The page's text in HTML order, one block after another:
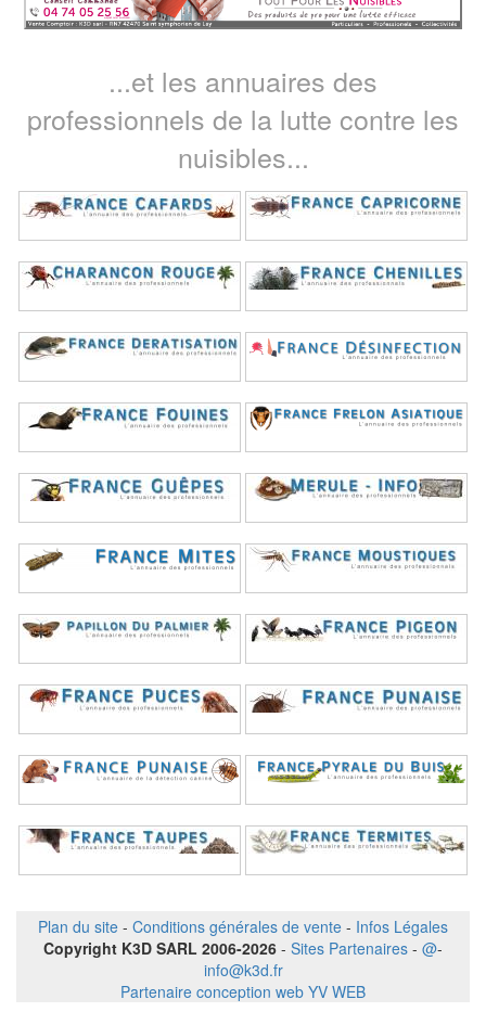
...et les annuaires des
professionnels de la lutte contre les
nuisibles...
Plan du site - Conditions générales de vente - Infos Légales
Copyright K3D SARL 2006-2026 - Sites Partenaires - @-
info@k3d.fr
Partenaire conception web YV WEB